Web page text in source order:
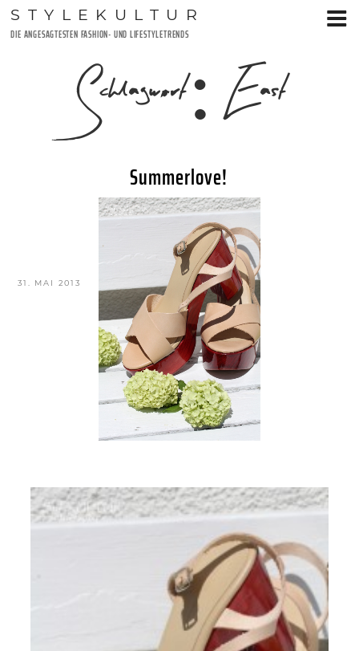
Zum
Inhalt
STYLEKULTUR
DIE ANGESAGTESTEN FASHION- UND LIFESTYLETRENDS
Schlagwort:East
VERÖFFENTLICHT
31. MAI 2013
Summerlove!